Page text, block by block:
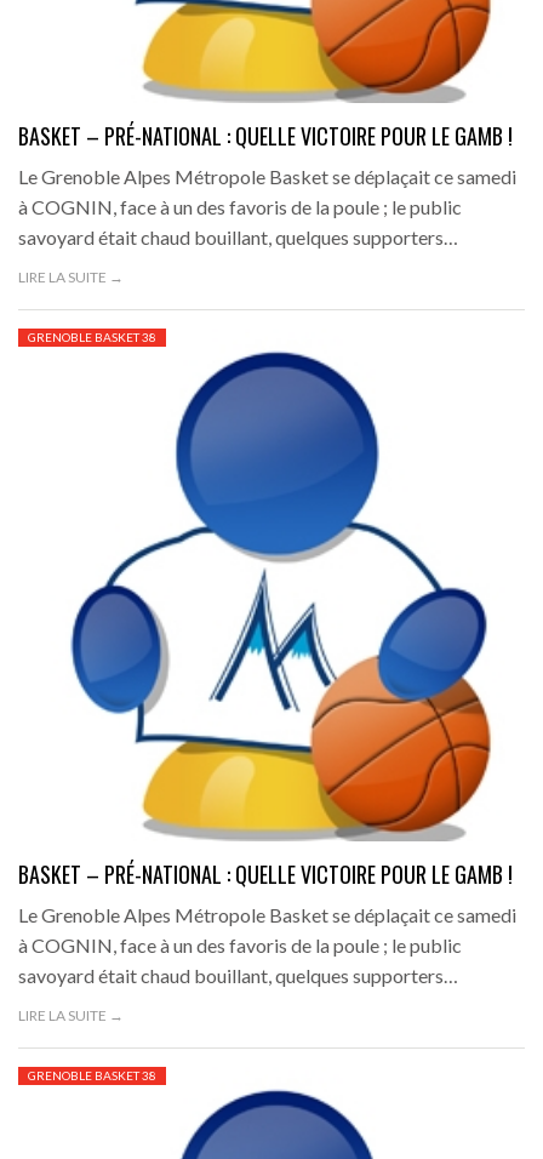
BASKET – PRÉ-NATIONAL : QUELLE VICTOIRE POUR LE GAMB !
Le Grenoble Alpes Métropole Basket se déplaçait ce samedi
à COGNIN, face à un des favoris de la poule ; le public
savoyard était chaud bouillant, quelques supporters…
LIRE LA SUITE →
GRENOBLE BASKET 38
BASKET – PRÉ-NATIONAL : QUELLE VICTOIRE POUR LE GAMB !
Le Grenoble Alpes Métropole Basket se déplaçait ce samedi
à COGNIN, face à un des favoris de la poule ; le public
savoyard était chaud bouillant, quelques supporters…
LIRE LA SUITE →
GRENOBLE BASKET 38